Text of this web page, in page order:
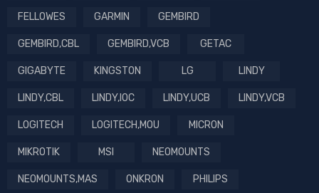
FELLOWES GARMIN GEMBIRD
GEMBIRD,CBL GEMBIRD,VCB GETAC
GIGABYTE KINGSTON LG LINDY
LINDY,CBL LINDY,IOC LINDY,UCB LINDY,VCB
LOGITECH LOGITECH,MOU MICRON
MIKROTIK MSI NEOMOUNTS
NEOMOUNTS,MAS ONKRON PHILIPS